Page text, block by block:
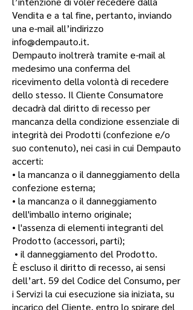
Vendita e a tal fine, pertanto, inviando
una e-mail all’indirizzo
info@dempauto.it.
Dempauto inoltrerà tramite e-mail al
medesimo una conferma del
ricevimento della volontà di recedere
dello stesso. Il Cliente Consumatore
decadrà dal diritto di recesso per
mancanza della condizione essenziale di
integrità dei Prodotti (confezione e/o
suo contenuto), nei casi in cui Dempauto
accerti:
• la mancanza o il danneggiamento della
confezione esterna;
• la mancanza o il danneggiamento
dell'imballo interno originale;
• l'assenza di elementi integranti del
Prodotto (accessori, parti);
• il danneggiamento del Prodotto.
È escluso il diritto di recesso, ai sensi
dell’art. 59 del Codice del Consumo, per
i Servizi la cui esecuzione sia iniziata, su
incarico del Cliente, entro lo spirare del